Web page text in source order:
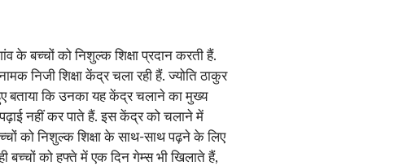
के बच्चों को निशुल्क शिक्षा प्रदान करती हैं.
निजी शिक्षा केंद्र चला रही हैं. ज्योति ठाकुर
बताया कि उनका यह केंद्र चलाने का मुख्य
नहीं कर पाते हैं. इस केंद्र को चलाने में
को निशुल्क शिक्षा के साथ-साथ पढ़ने के लिए
बच्चों को हफ्ते में एक दिन गेम्स भी खिलाते हैं,